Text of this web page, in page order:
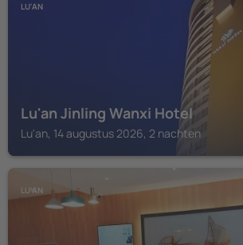
LU'AN
Lu'an Jinling Wanxi Hotel
Lu'an, 14 augustus 2026, 2 nachten
LU'AN